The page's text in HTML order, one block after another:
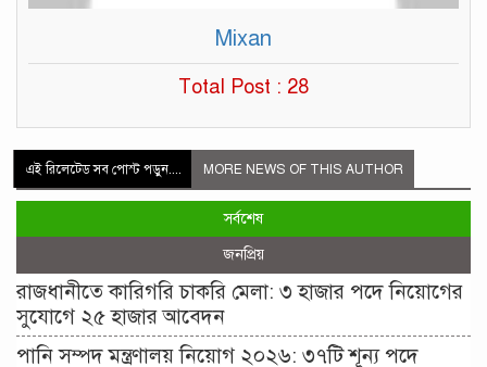
Mixan
Total Post : 28
এই রিলেটেড সব পোস্ট পড়ুন.... MORE NEWS OF THIS AUTHOR
সর্বশেষ
জনপ্রিয়
রাজধানীতে কারিগরি চাকরি মেলা: ৩ হাজার পদে নিয়োগের
সুযোগে ২৫ হাজার আবেদন
পানি সম্পদ মন্ত্রণালয় নিয়োগ ২০২৬: ৩৭টি শূন্য পদে